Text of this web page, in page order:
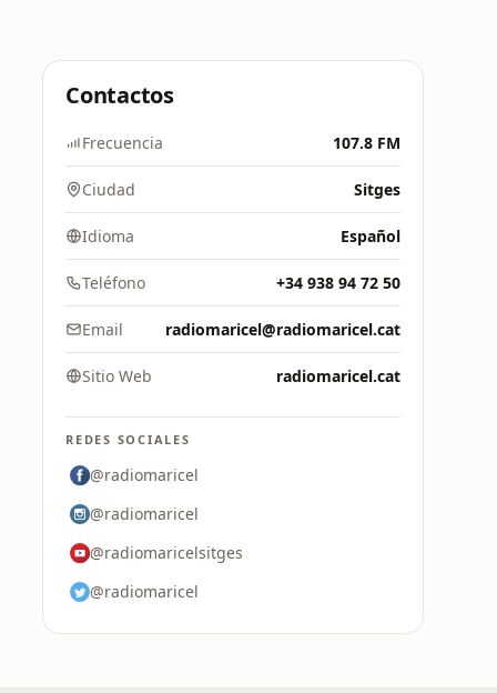
Contactos
Frecuencia 107.8 FM
Ciudad Sitges
Idioma Español
Teléfono +34 938 94 72 50
Email radiomaricel@radiomaricel.cat
Sitio Web radiomaricel.cat
REDES SOCIALES
@radiomaricel
@radiomaricel
@radiomaricelsitges
@radiomaricel